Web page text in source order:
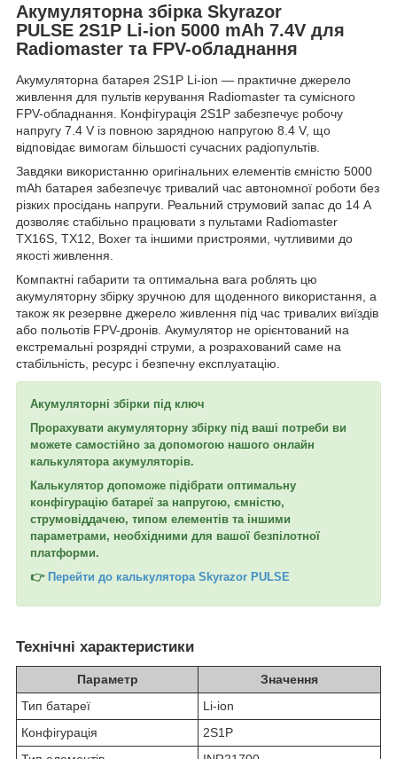
Акумуляторна збірка Skyrazor
PULSE 2S1P Li-ion 5000 mAh 7.4V для
Radiomaster та FPV-обладнання
Акумуляторна батарея 2S1P Li-ion — практичне джерело
живлення для пультів керування Radiomaster та сумісного
FPV-обладнання. Конфігурація 2S1P забезпечує робочу
напругу 7.4 V із повною зарядною напругою 8.4 V, що
відповідає вимогам більшості сучасних радіопультів.
Завдяки використанню оригінальних елементів ємністю 5000
mAh батарея забезпечує тривалий час автономної роботи без
різких просідань напруги. Реальний струмовий запас до 14 A
дозволяє стабільно працювати з пультами Radiomaster
TX16S, TX12, Boxer та іншими пристроями, чутливими до
якості живлення.
Компактні габарити та оптимальна вага роблять цю
акумуляторну збірку зручною для щоденного використання, а
також як резервне джерело живлення під час тривалих виїздів
або польотів FPV-дронів. Акумулятор не орієнтований на
екстремальні розрядні струми, а розрахований саме на
стабільність, ресурс і безпечну експлуатацію.
Акумуляторні збірки під ключ
Прорахувати акумуляторну збірку під ваші потреби ви
можете самостійно за допомогою нашого онлайн
калькулятора акумуляторів.
Калькулятор допоможе підібрати оптимальну
конфігурацію батареї за напругою, ємністю,
струмовіддачею, типом елементів та іншими
параметрами, необхідними для вашої безпілотної
платформи.
👉 Перейти до калькулятора Skyrazor PULSE
Технічні характеристики
Параметр
Значення
Тип батареї
Li-ion
Конфігурація
2S1P